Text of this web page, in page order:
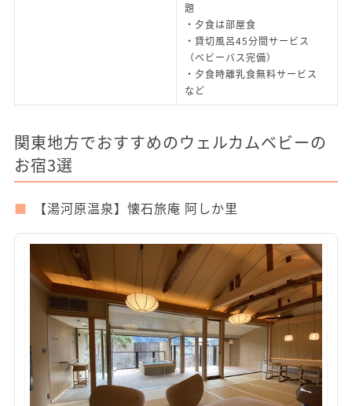
題
・夕食は部屋食
・貸切風呂45分間サービス
（ベビーバス完備）
・夕食時離乳食無料サービス
など
関東地方でおすすめのウェルカムベビーの
お宿3選
【湯河原温泉】懐石旅庵 阿しか里